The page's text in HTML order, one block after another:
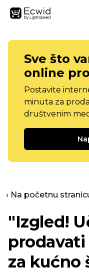
Sve što
online
Postavite
minuta za
društvenim
‹ Na početnu
"Izgled!
za kućno